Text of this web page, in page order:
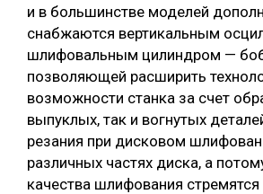
и в большинстве моделей
снабжаются вертикальным
шлифовальным цилиндром —
позволяющей расширить
возможности станка за счет
выпуклых, так и вогнутых
резания при дисковом
различных частях диска, а
качества шлифования стремятся